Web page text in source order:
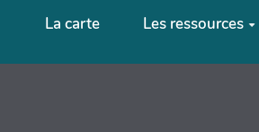
La carte Les ressources